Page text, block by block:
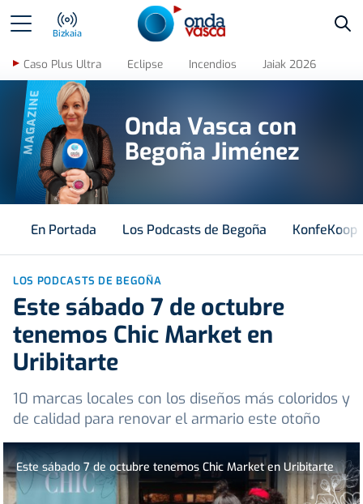
Bizkaia
Caso Plus Ultra Eclipse Incendios Jaiak 2026
MAGAZINE
Onda Vasca con
Begoña Jiménez
En Portada Los Podcasts de Begoña KonfeKoop
LOS PODCASTS DE BEGOÑA
Este sábado 7 de octubre
tenemos Chic Market en
Uribitarte
10 marcas locales con los diseños más coloridos y
de calidad para renovar el armario este otoño
Este sábado 7 de octubre tenemos Chic Market en Uribitarte